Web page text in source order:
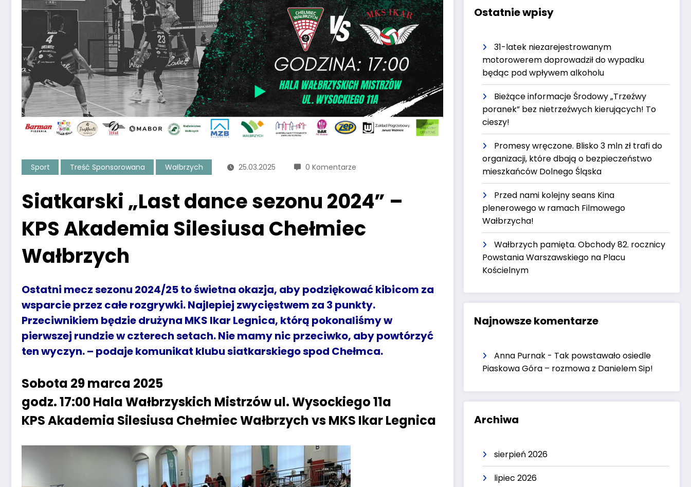
Sport Treść Sponsorowana Wałbrzych 25.03.2025 0 Komentarze
Siatkarski „Last dance sezonu 2024” –
KPS Akademia Silesiusa Chełmiec
Wałbrzych
Ostatni mecz sezonu 2024/25 to świetna okazja, aby podziękować kibicom za
wsparcie przez całe rozgrywki. Najlepiej zwycięstwem za 3 punkty.
Przeciwnikiem będzie drużyna MKS Ikar Legnica, którą pokonaliśmy w
pierwszej rundzie w czterech setach. Nie mamy nic przeciwko, aby powtórzyć
ten wyczyn. – podaje komunikat klubu siatkarskiego spod Chełmca.
Sobota 29 marca 2025
godz. 17:00 Hala Wałbrzyskich Mistrzów ul. Wysockiego 11a
KPS Akademia Silesiusa Chełmiec Wałbrzych vs MKS Ikar Legnica
Ostatnie wpisy
31-latek niezarejestrowanym
motorowerem doprowadził do wypadku
będąc pod wpływem alkoholu
Bieżące informacje Środowy „Trzeźwy
poranek” bez nietrzeźwych kierujących! To
cieszy!
Promesy wręczone. Blisko 3 mln zł trafi do
organizacji, które dbają o bezpieczeństwo
mieszkańców Dolnego Śląska
Przed nami kolejny seans Kina
plenerowego w ramach Filmowego
Wałbrzycha!
Wałbrzych pamięta. Obchody 82. rocznicy
Powstania Warszawskiego na Placu
Kościelnym
Najnowsze komentarze
Anna Purnak - Tak powstawało osiedle
Piaskowa Góra – rozmowa z Danielem Sip!
Archiwa
sierpień 2026
lipiec 2026